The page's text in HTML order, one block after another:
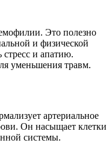
Это полезно
и физической
стресс и апатию.
уменьшения травм.
артериальное
Он насыщает клетки
системы.